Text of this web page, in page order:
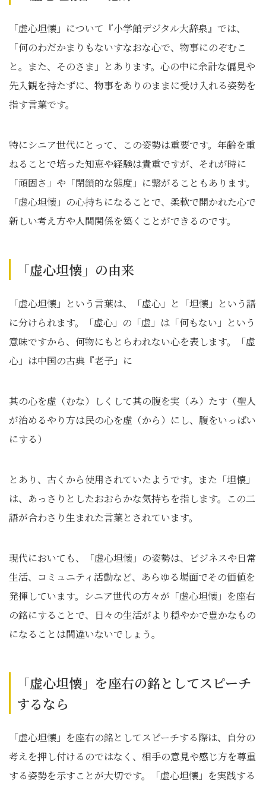
「虚心坦懐」について『⼩学館デジタル⼤辞泉』では、
「何のわだかまりもないすなおな心で、物事にのぞむこ
と。また、そのさま」とあります。心の中に余計な偏見や
先入観を持たずに、物事をありのままに受け入れる姿勢を
指す言葉です。
特にシニア世代にとって、この姿勢は重要です。年齢を重
ねることで培った知恵や経験は貴重ですが、それが時に
「頑固さ」や「閉鎖的な態度」に繋がることもあります。
「虚心坦懐」の心持ちになることで、柔軟で開かれた心で
新しい考え方や人間関係を築くことができるのです。
「虚心坦懐」の由来
「虚心坦懐」という言葉は、「虚心」と「坦懐」という語
に分けられます。「虚心」の「虚」は「何もない」という
意味ですから、何物にもとらわれない心を表します。「虚
心」は中国の古典『老子』に
其の心を虚（むな）しくして其の腹を実（み）たす（聖人
が治めるやり方は民の心を虚（から）にし、腹をいっぱい
にする）
とあり、古くから使用されていたようです。また「坦懐」
は、あっさりとしたおおらかな気持ちを指します。この二
語が合わさり生まれた言葉とされています。
現代においても、「虚心坦懐」の姿勢は、ビジネスや日常
生活、コミュニティ活動など、あらゆる場面でその価値を
発揮しています。シニア世代の方々が「虚心坦懐」を座右
の銘にすることで、日々の生活がより穏やかで豊かなもの
になることは間違いないでしょう。
「虚心坦懐」を座右の銘としてスピーチ
するなら
「虚心坦懐」を座右の銘としてスピーチする際は、自分の
考えを押し付けるのではなく、相手の意見や感じ方を尊重
する姿勢を示すことが大切です。「虚心坦懐」を実践する